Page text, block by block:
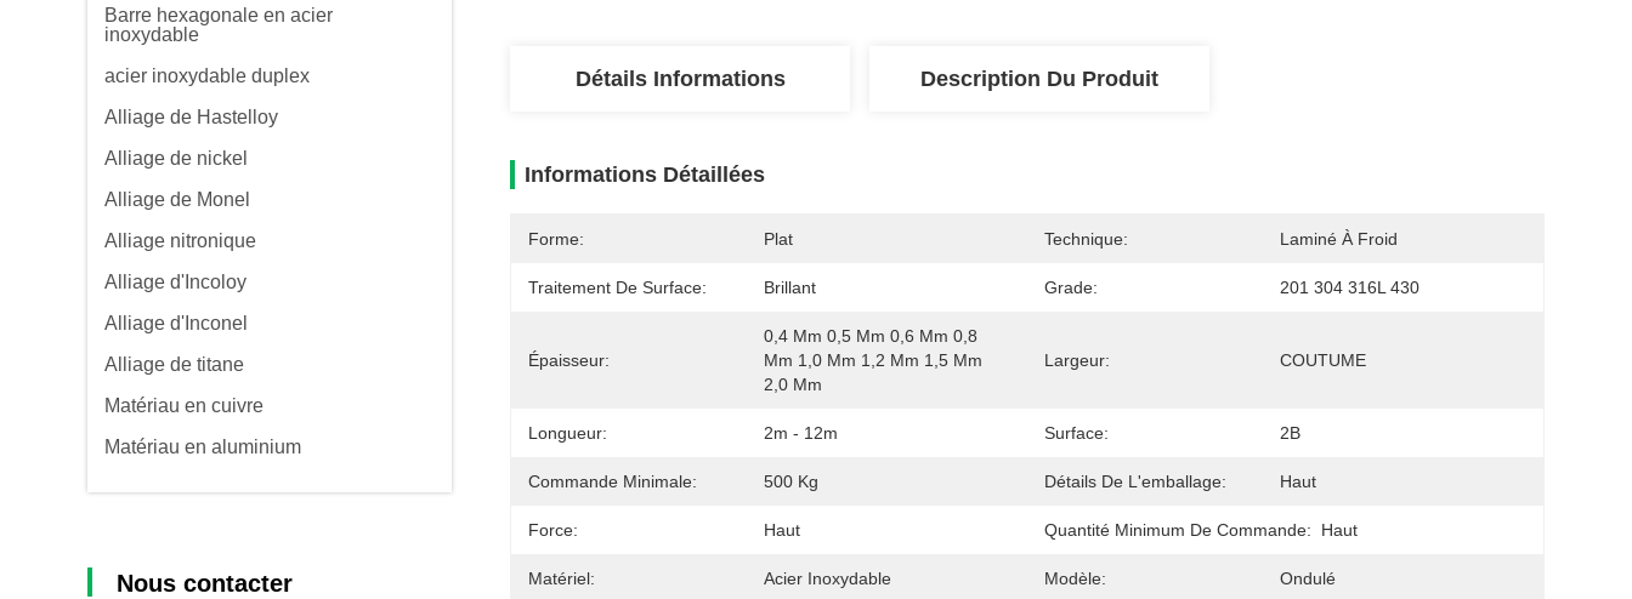
Barre hexagonale en acier
inoxydable
acier inoxydable duplex
Alliage de Hastelloy
Alliage de nickel
Alliage de Monel
Alliage nitronique
Alliage d'Incoloy
Alliage d'Inconel
Alliage de titane
Matériau en cuivre
Matériau en aluminium
Nous contacter
Détails Informations Description Du Produit
Informations Détaillées
Forme: Plat Technique: Laminé À Froid
Traitement De Surface: Brillant Grade: 201 304 316L 430
Épaisseur:
0,4 Mm 0,5 Mm 0,6 Mm 0,8
Mm 1,0 Mm 1,2 Mm 1,5 Mm
2,0 Mm
Largeur: COUTUME
Longueur: 2m - 12m Surface: 2B
Commande Minimale: 500 Kg Détails De L'emballage: Haut
Force: Haut Quantité Minimum De Commande: Haut
Matériel: Acier Inoxydable Modèle: Ondulé